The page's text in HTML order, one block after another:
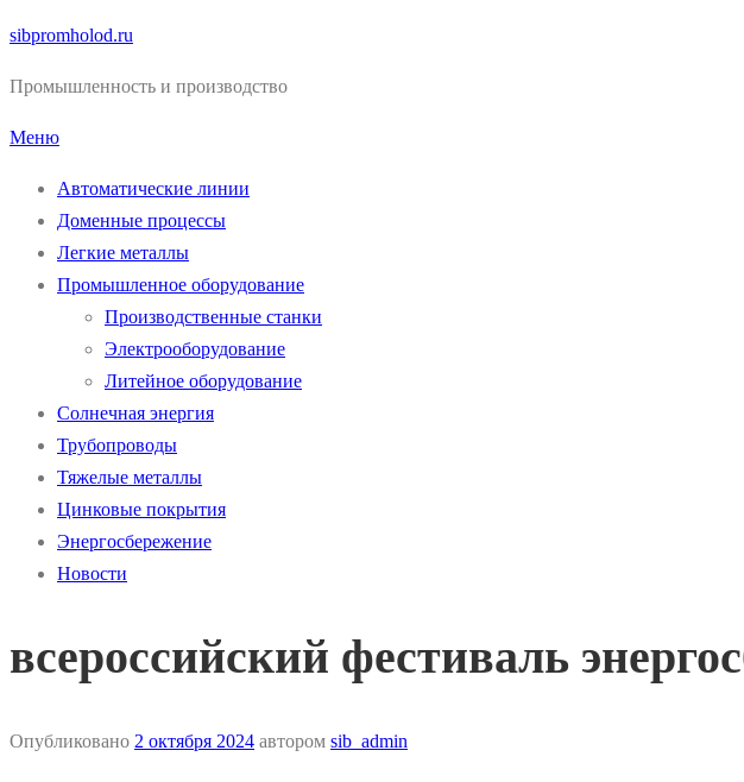
Перейти
содержимому
sibpromholod.ru
Промышленность и производство
Меню
Автоматические линии
Доменные процессы
Легкие металлы
Промышленное оборудование
Производственные станки
Электрооборудование
Литейное оборудование
Солнечная энергия
Трубопроводы
Тяжелые металлы
Цинковые покрытия
Энергосбережение
Новости
всероссийский фестиваль
Опубликовано 2 октября 2024 автором sib_admin